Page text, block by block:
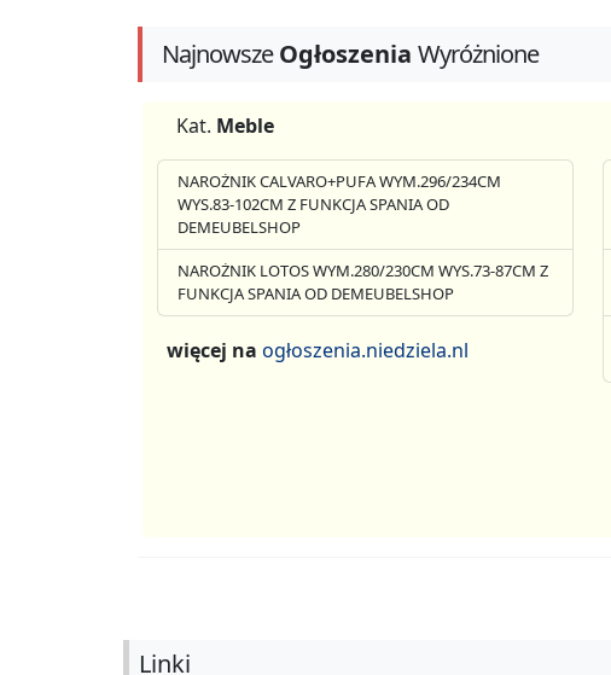
NajnowszeOgłoszenia Wyróżnione
Kat. Meble
NAROŻNIK CALVARO+PUFA WYM.296/234CM
WYS.83-102CM Z FUNKCJA SPANIA OD
DEMEUBELSHOP
NAROŻNIK LOTOS WYM.280/230CM WYS.73-87CM Z
FUNKCJA SPANIA OD DEMEUBELSHOP
więcej na ogłoszenia.niedziela.nl
Linki